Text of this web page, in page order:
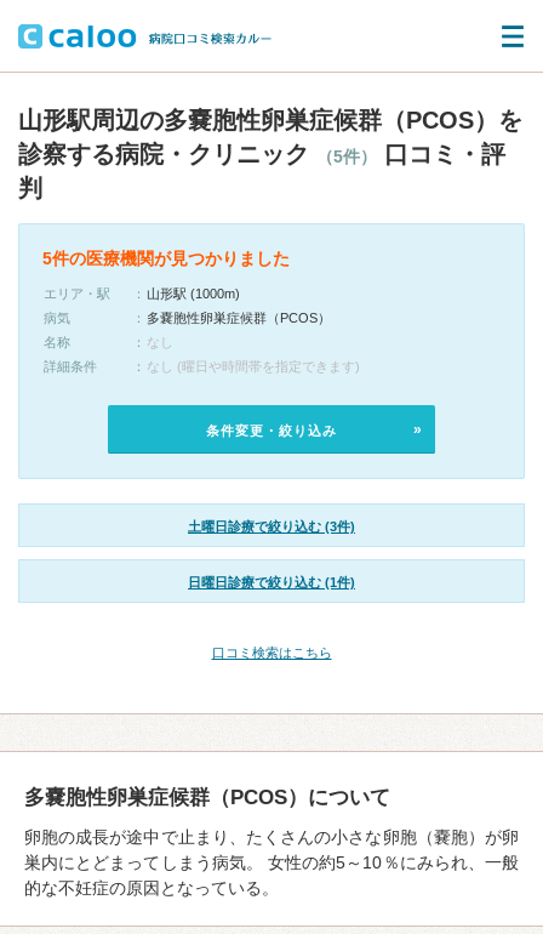
山形駅周辺の多嚢胞性卵巣症候群（PCOS）を
診察する病院・クリニック
（5件）
口コミ・評
判
5件の医療機関が見つかりました
エリア・駅
山形駅 (1000m)
病気
多嚢胞性卵巣症候群（PCOS）
名称
なし
詳細条件
なし (曜日や時間帯を指定できます)
条件変更・絞り込み
土曜日診療で絞り込む (3件)
日曜日診療で絞り込む (1件)
口コミ検索はこちら
多嚢胞性卵巣症候群（PCOS）について
卵胞の成⻑が途中で止まり、たくさんの⼩さな卵胞（嚢胞）が卵
巣内にとどまってしまう病気。 女性の約5～10％にみられ、一般
的な不妊症の原因となっている。